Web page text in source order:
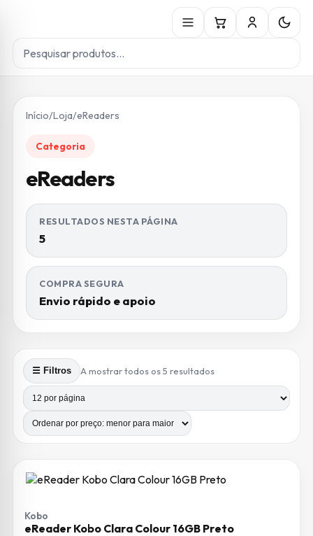
Início/Loja/eReaders
Categoria
eReaders
RESULTADOS NESTA PÁGINA
5
COMPRA SEGURA
Envio rápido e apoio
☰ Filtros A mostrar todos os 5 resultadosOrdenado por preço:
Produtos por página
Número de colunas
Kobo
eReader Kobo Clara Colour 16GB Preto